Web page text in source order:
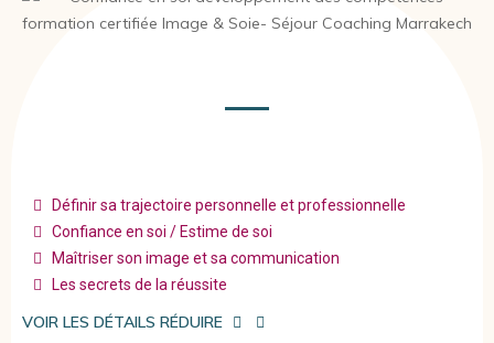
Définir sa trajectoire personnelle et professionnelle
Confiance en soi / Estime de soi
Maîtriser son image et sa communication
Les secrets de la réussite
VOIR LES DÉTAILS RÉDUIRE